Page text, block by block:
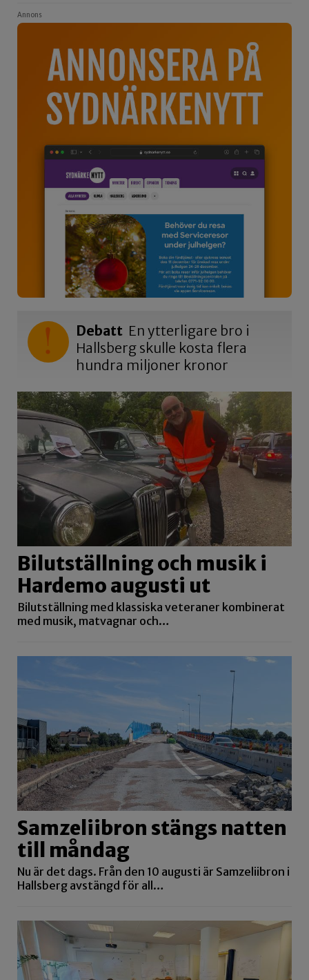
Annons
Debatt En ytterligare bro i
Hallsberg skulle kosta flera
hundra miljoner kronor
Bilutställning och musik i
Hardemo augusti ut
Bilutställning med klassiska veteraner kombinerat
med musik, matvagnar och…
Samzeliibron stängs natten
till måndag
Nu är det dags. Från den 10 augusti är Samzeliibron i
Hallsberg avstängd för all…